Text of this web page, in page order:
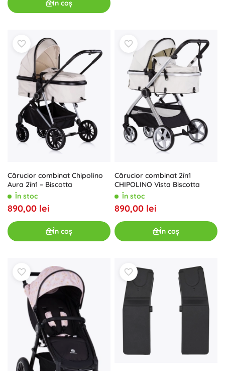
În coș
Cărucior combinat Chipolino
Aura 2în1 – Biscotta
În stoc
890,00 lei
În coș
Cărucior combinat 2în1
CHIPOLINO Vista Biscotta
În stoc
890,00 lei
În coș